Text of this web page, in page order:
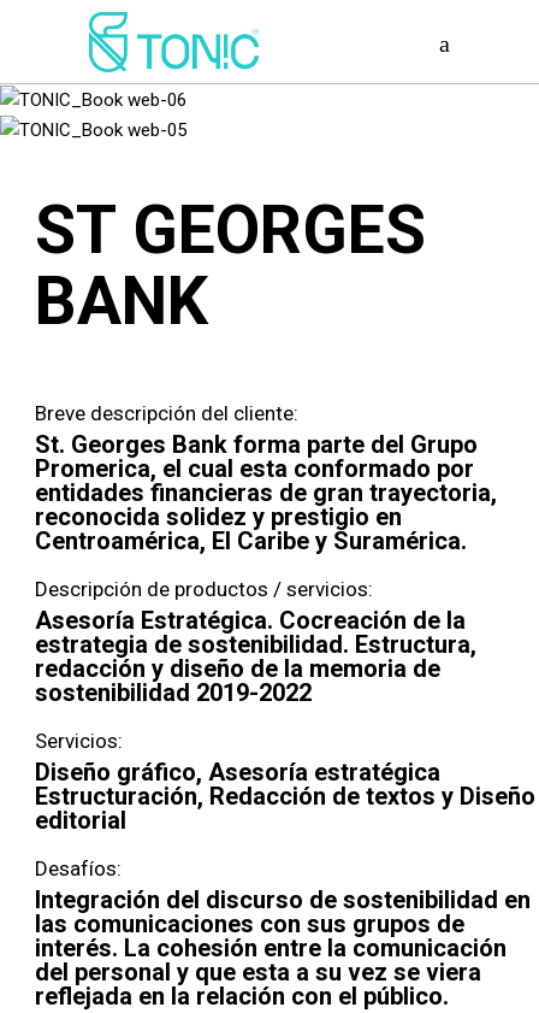
ST GEORGES
BANK
Breve descripción del cliente:
St. Georges Bank forma parte del Grupo
Promerica, el cual esta conformado por
entidades financieras de gran trayectoria,
reconocida solidez y prestigio en
Centroamérica, El Caribe y Suramérica.
Descripción de productos / servicios:
Asesoría Estratégica. Cocreación de la
estrategia de sostenibilidad. Estructura,
redacción y diseño de la memoria de
sostenibilidad 2019-2022
Servicios:
Diseño gráfico, Asesoría estratégica
Estructuración, Redacción de textos y Diseño
editorial
Desafíos:
Integración del discurso de sostenibilidad en
las comunicaciones con sus grupos de
interés. La cohesión entre la comunicación
del personal y que esta a su vez se viera
reflejada en la relación con el público.